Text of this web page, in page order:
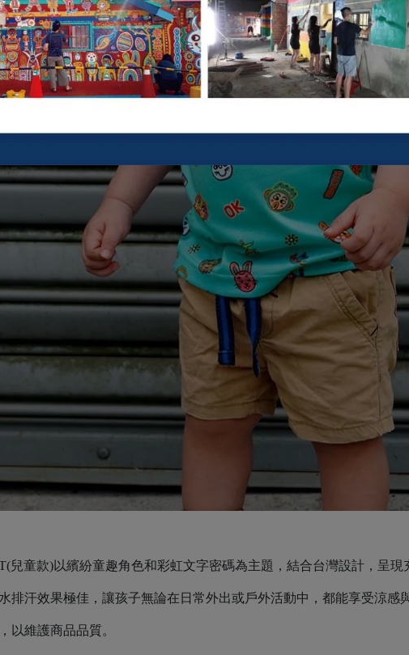
兒童款)以繽紛童趣角色和彩虹文字密碼為主題，結合台灣設計，呈現
排汗效果極佳，讓孩子無論在日常外出或戶外活動中，都能享受涼感
以維護商品品質。